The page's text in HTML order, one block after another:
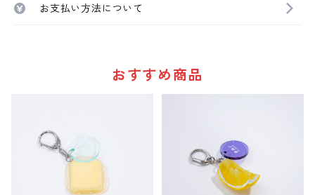
お支払い方法について
おすすめ商品